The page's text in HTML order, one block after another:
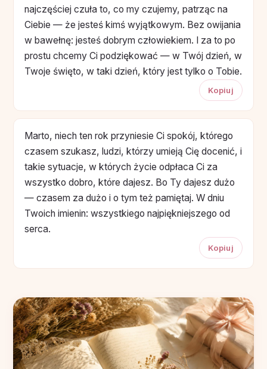
najczęściej czuła to, co my czujemy, patrząc na
Ciebie — że jesteś kimś wyjątkowym. Bez owijania
w bawełnę: jesteś dobrym człowiekiem. I za to po
prostu chcemy Ci podziękować — w Twój dzień, w
Twoje święto, w taki dzień, który jest tylko o Tobie.
Kopiuj
Marto, niech ten rok przyniesie Ci spokój, którego
czasem szukasz, ludzi, którzy umieją Cię docenić, i
takie sytuacje, w których życie odpłaca Ci za
wszystko dobro, które dajesz. Bo Ty dajesz dużo
— czasem za dużo i o tym też pamiętaj. W dniu
Twoich imienin: wszystkiego najpiękniejszego od
serca.
Kopiuj